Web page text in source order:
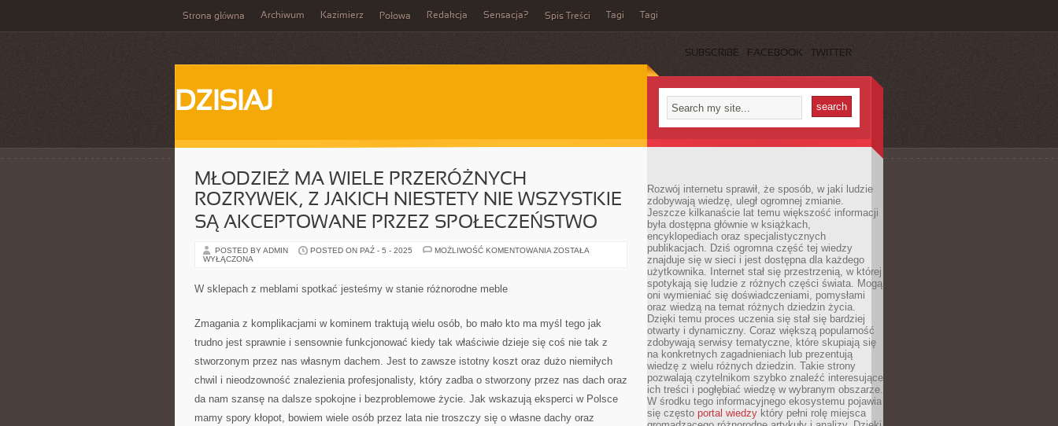
Strona główna Archiwum Kazimierz Połowa Redakcja Sensacja? Spis Treści Tagi Tagi
SUBSCRIBE FACEBOOK TWITTER
DZISIAJ
MŁODZIEŻ MA WIELE PRZERÓŻNYCH
ROZRYWEK, Z JAKICH NIESTETY NIE WSZYSTKIE
SĄ AKCEPTOWANE PRZEZ SPOŁECZEŃSTWO
POSTED BY ADMIN POSTED ON PAŹ - 5 - 2025 MOŻLIWOŚĆ KOMENTOWANIA MŁODZIEŻ
NIE
WSZYSTKIE
AKCEPTOWANE
SPOŁECZEŃSTWO
ZOSTAŁA
WYŁĄCZONA
W sklepach z meblami spotkać jesteśmy w stanie różnorodne meble
Zmagania z komplikacjami w kominem traktują wielu osób, bo mało kto ma myśl tego jak
trudno jest sprawnie i sensownie funkcjonować kiedy tak właściwie dzieje się coś nie tak z
stworzonym przez nas własnym dachem. Jest to zawsze istotny koszt oraz dużo niemiłych
chwil i nieodzowność znalezienia profesjonalisty, który zadba o stworzony przez nas dach oraz
da nam szansę na dalsze spokojne i bezproblemowe życie. Jak wskazują eksperci w Polsce
mamy spory kłopot, bowiem wiele osób przez lata nie troszczy się o własne dachy oraz
Rozwój internetu sprawił, że sposób, w jaki ludzie
zdobywają wiedzę, uległ ogromnej zmianie.
Jeszcze kilkanaście lat temu większość informacji
była dostępna głównie w książkach,
encyklopediach oraz specjalistycznych
publikacjach. Dziś ogromna część tej wiedzy
znajduje się w sieci i jest dostępna dla każdego
użytkownika. Internet stał się przestrzenią, w której
spotykają się ludzie z różnych części świata. Mogą
oni wymieniać się doświadczeniami, pomysłami
oraz wiedzą na temat różnych dziedzin życia.
Dzięki temu proces uczenia się stał się bardziej
otwarty i dynamiczny. Coraz większą popularność
zdobywają serwisy tematyczne, które skupiają się
na konkretnych zagadnieniach lub prezentują
wiedzę z wielu różnych dziedzin. Takie strony
pozwalają czytelnikom szybko znaleźć interesujące
ich treści i pogłębiać wiedzę w wybranym obszarze.
W środku tego informacyjnego ekosystemu pojawia
się często portal wiedzy który pełni rolę miejsca